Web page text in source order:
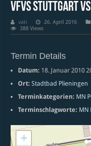
VfvS Stuttgart
vati 26. April 2016
388 Views
Termin Details
Datum: 18. Januar 2010
Ort: Stadtbad Plieningen
Terminkategorien: MN
Terminschlagworte: MN
+